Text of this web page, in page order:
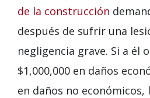
de la construcción
después de sufrir una
negligencia grave. Si a él
$1,000,000 en daños
en daños no